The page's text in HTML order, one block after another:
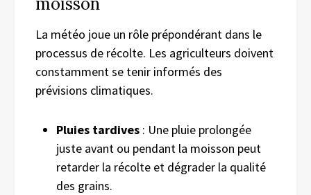
La météo joue un rôle prépondérant dans le
processus de récolte. Les agriculteurs doivent
constamment se tenir informés des
prévisions climatiques.
Pluies tardives : Une pluie prolongée
juste avant ou pendant la moisson peut
retarder la récolte et dégrader la qualité
des grains.